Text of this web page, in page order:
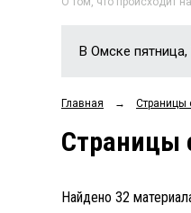
В Омске пятница,
Главная → Страницы
Страницы
Найдено 32